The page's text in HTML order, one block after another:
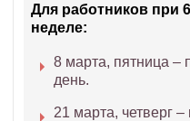
Для работников при
неделе:
8 марта, пятница –
день.
21 марта, четверг